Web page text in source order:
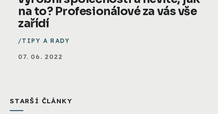
na to? Profesionálové za vás vše
zařídí
TIPY A RADY
07. 06. 2022
STARŠÍ ČLÁNKY